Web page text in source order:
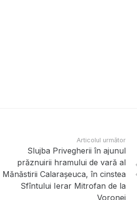
Articolul următor
Slujba Privegherii în ajunul
prăznuirii hramului de vară al
Mănăstirii Calarașeuca, în cinstea
Sfîntului Ierar Mitrofan de la
Voronej